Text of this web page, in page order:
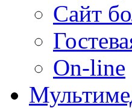
Сайт
On-line